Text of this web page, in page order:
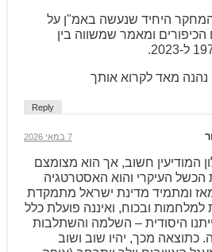
היחיד שנעשה באמ"ן על
ומאמר שמשווה בין
נהנה מאד לקרוא אותך
Reply
7 במאי 2026
המודיעין חשוב, אך הוא מצומצם
הכשל העיקרי והוא האסטרטגיה
ומתמיד מדינת ישראל מתמקדת
למלחמות ובכוח, ואיננה פועלת כלל
היסודית – השלמה והשתלבות
כתוצאה מכך, יהיו שוב ושוב